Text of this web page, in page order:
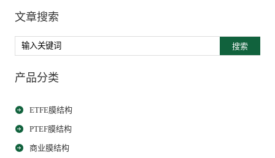
文章搜索
搜索
产品分类
ETFE膜结构
PTEF膜结构
商业膜结构